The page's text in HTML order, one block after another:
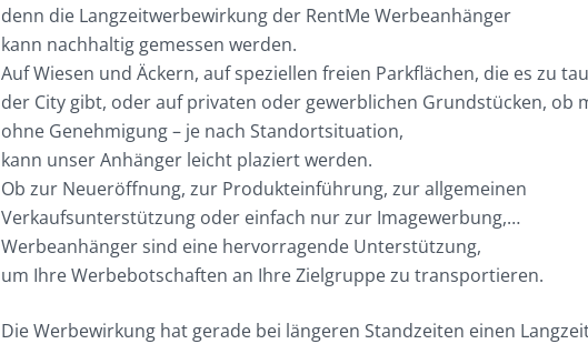
denn die Langzeitwerbewirkung der RentMe Werbeanhänger
kann nachhaltig gemessen werden.
Auf Wiesen und Äckern, auf speziellen freien Parkflächen, die es zu
der City gibt, oder auf privaten oder gewerblichen Grundstücken, ob
ohne Genehmigung – je nach Standortsituation,
kann unser Anhänger leicht plaziert werden.
Ob zur Neueröffnung, zur Produkteinführung, zur allgemeinen
Verkaufsunterstützung oder einfach nur zur Imagewerbung,…
Werbeanhänger sind eine hervorragende Unterstützung,
um Ihre Werbebotschaften an Ihre Zielgruppe zu transportieren.
Die Werbewirkung hat gerade bei längeren Standzeiten einen